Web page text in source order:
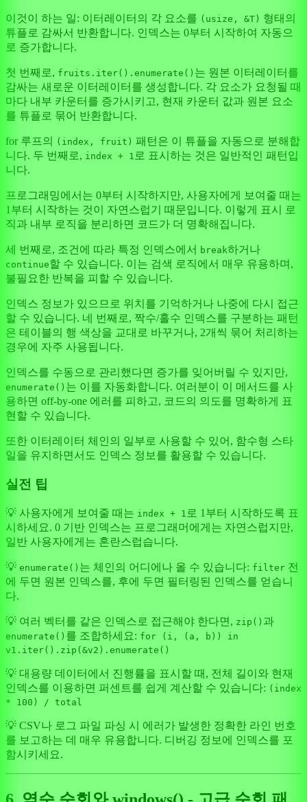
이것이 하는 일: 이터레이터의 각 요소를 (usize, &T) 형태의
튜플로 감싸서 반환합니다. 인덱스는 0부터 시작하여 자동으
로 증가합니다.
첫 번째로, fruits.iter().enumerate() 는 원본 이터레이터를
감싸는 새로운 이터레이터를 생성합니다. 각 요소가 요청될 때
마다 내부 카운터를 증가시키고, 현재 카운터 값과 원본 요소
를 튜플로 묶어 반환합니다.
for 루프의 (index, fruit) 패턴은 이 튜플을 자동으로 분해합
니다. 두 번째로, index + 1 로 표시하는 것은 일반적인 패턴입
니다.
프로그래밍에서는 0부터 시작하지만, 사용자에게 보여줄 때는
1부터 시작하는 것이 자연스럽기 때문입니다. 이렇게 표시 로
직과 내부 로직을 분리하면 코드가 더 명확해집니다.
세 번째로, 조건에 따라 특정 인덱스에서 break하거나
continue할 수 있습니다. 이는 검색 로직에서 매우 유용하며,
불필요한 반복을 피할 수 있습니다.
인덱스 정보가 있으므로 위치를 기억하거나 나중에 다시 접근
할 수 있습니다. 네 번째로, 짝수/홀수 인덱스를 구분하는 패턴
은 테이블의 행 색상을 교대로 바꾸거나, 2개씩 묶어 처리하는
경우에 자주 사용됩니다.
인덱스를 수동으로 관리했다면 증가를 잊어버릴 수 있지만,
enumerate() 는 이를 자동화합니다. 여러분이 이 메서드를 사
용하면 off-by-one 에러를 피하고, 코드의 의도를 명확하게 표
현할 수 있습니다.
또한 이터레이터 체인의 일부로 사용할 수 있어, 함수형 스타
일을 유지하면서도 인덱스 정보를 활용할 수 있습니다.
실전 팁
💡 사용자에게 보여줄 때는 index + 1 로 1부터 시작하도록 표
시하세요. 0 기반 인덱스는 프로그래머에게는 자연스럽지만,
일반 사용자에게는 혼란스럽습니다.
💡 enumerate() 는 체인의 어디에나 올 수 있습니다: filter 전
에 두면 원본 인덱스를, 후에 두면 필터링된 인덱스를 얻습니
다.
💡 여러 벡터를 같은 인덱스로 접근해야 한다면, zip() 과
enumerate() 를 조합하세요: for (i, (a, b)) in
v1.iter().zip(&v2).enumerate()
💡 대용량 데이터에서 진행률을 표시할 때, 전체 길이와 현재
인덱스를 이용하면 퍼센트를 쉽게 계산할 수 있습니다: (index
* 100) / total
💡 CSV나 로그 파일 파싱 시 에러가 발생한 정확한 라인 번호
를 보고하는 데 매우 유용합니다. 디버깅 정보에 인덱스를 포
함시키세요.